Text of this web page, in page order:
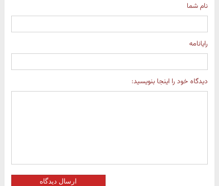
نام شما
رایانامه
دیدگاه خود را اینجا بنویسید:
ارسال دیدگاه